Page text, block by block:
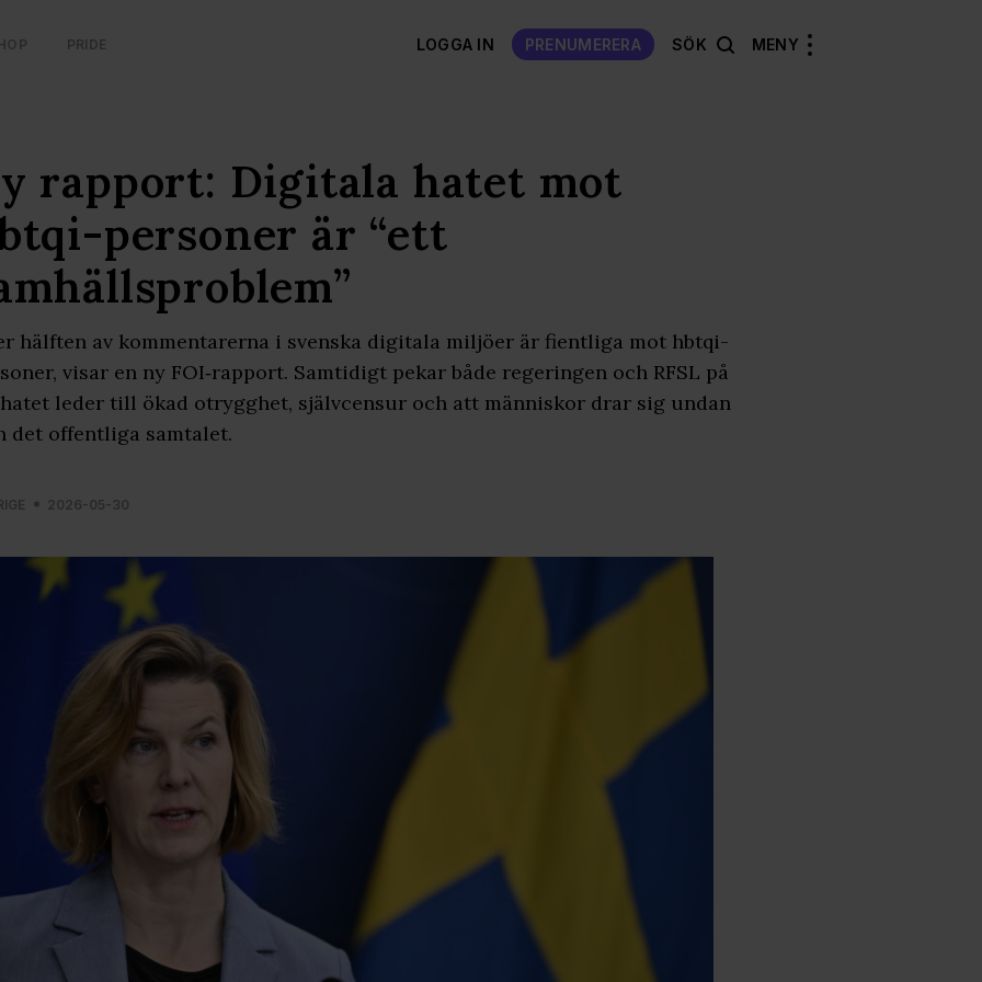
PRIDE LOGGA IN PRENUMERERA SÖK MENY
rapport: Digitala hatet mot
personer är “ett
hälften av kommentarerna i svenska digitala miljöer är fientliga mot hbtqi-
visar en ny FOI‑rapport. Samtidigt pekar både regeringen och RFSL på
leder till ökad otrygghet, självcensur och att människor drar sig undan
det offentliga samtalet.
2026-05-30